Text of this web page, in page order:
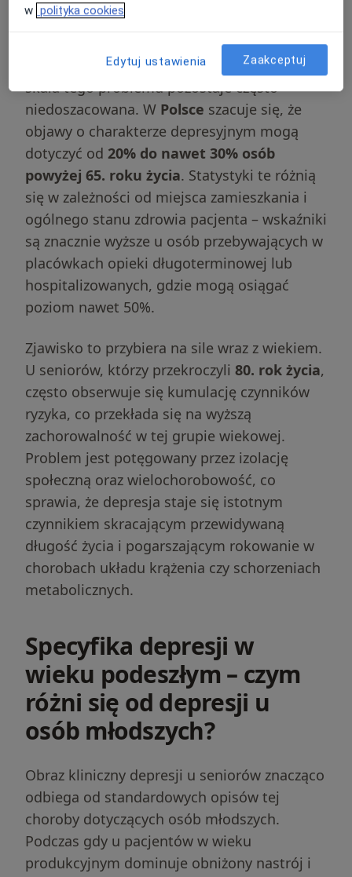
Analiza epidemiologiczna wskazuje, że
zaburzenia depresyjne są powszechnym
zjawiskiem w populacji geriatrycznej, choć
skala tego problemu pozostaje często
niedoszacowana. W Polsce szacuje się, że
objawy o charakterze depresyjnym mogą
dotyczyć od 20% do nawet 30% osób
powyżej 65. roku życia. Statystyki te różnią
się w zależności od miejsca zamieszkania i
ogólnego stanu zdrowia pacjenta – wskaźniki
są znacznie wyższe u osób przebywających w
placówkach opieki długoterminowej lub
hospitalizowanych, gdzie mogą osiągać
poziom nawet 50%.
Zjawisko to przybiera na sile wraz z wiekiem.
U seniorów, którzy przekroczyli 80. rok życia,
często obserwuje się kumulację czynników
ryzyka, co przekłada się na wyższą
zachorowalność w tej grupie wiekowej.
Problem jest potęgowany przez izolację
społeczną oraz wielochorobowość, co
sprawia, że depresja staje się istotnym
czynnikiem skracającym przewidywaną
długość życia i pogarszającym rokowanie w
chorobach układu krążenia czy schorzeniach
metabolicznych.
Specyfika depresji w
wieku podeszłym – czym
różni się od depresji u
osób młodszych?
Obraz kliniczny depresji u seniorów znacząco
odbiega od standardowych opisów tej
choroby dotyczących osób młodszych.
Podczas gdy u pacjentów w wieku
produkcyjnym dominuje obniżony nastrój i
w polityka cookies
Edytuj ustawienia Zaakceptuj